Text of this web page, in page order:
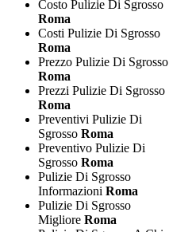
Costo Pulizie Di Sgrosso
Roma
Costi Pulizie Di Sgrosso
Roma
Prezzo Pulizie Di Sgrosso
Roma
Prezzi Pulizie Di Sgrosso
Roma
Preventivi Pulizie Di
Sgrosso Roma
Preventivo Pulizie Di
Sgrosso Roma
Pulizie Di Sgrosso
Informazioni Roma
Pulizie Di Sgrosso
Migliore Roma